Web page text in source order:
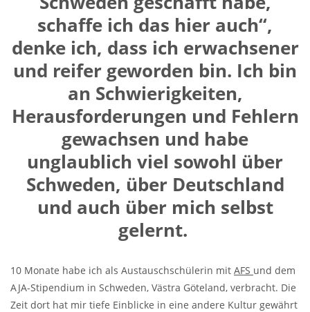
schaffe ich das hier auch“,
denke ich, dass ich erwachsener
und reifer geworden bin. Ich bin
an Schwierigkeiten,
Herausforderungen und Fehlern
gewachsen und habe
unglaublich viel sowohl über
Schweden, über Deutschland
und auch über mich selbst
gelernt.
10 Monate habe ich als Austauschschülerin mit AFS und dem
AJA-Stipendium in Schweden, Västra Göteland, verbracht. Die
Zeit dort hat mir tiefe Einblicke in eine andere Kultur gewährt